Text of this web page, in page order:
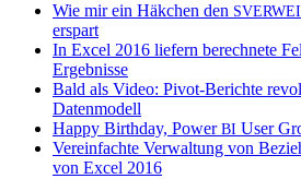
Wie mir ein Häkchen den
erspart
In Excel 2016 liefern berechnete
Ergebnisse
Bald als Video: Pivot-Berichte
Datenmodell
Happy Birthday, PowerBI User
Vereinfachte Verwaltung von
von Excel 2016